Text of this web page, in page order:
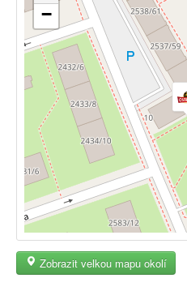
−
Zobrazit velkou mapu okolí